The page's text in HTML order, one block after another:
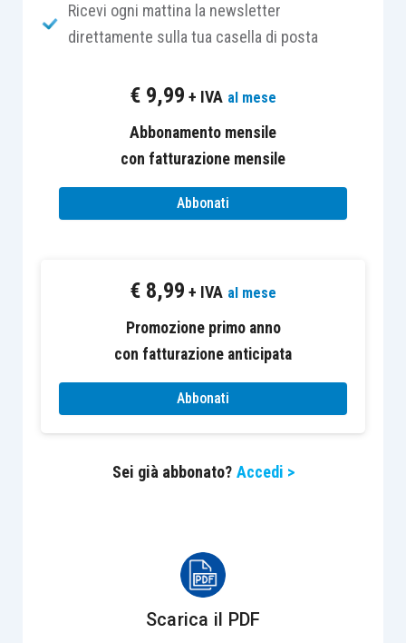
flash-crash di inizio
riportato perfomance
pressoché negative,
combinazione di fattori
rimodulazione delle
aspettative sulla politica
monetaria statunitense,
riflessasi sia nel
rafforzamento del dollaro sia
nell’aumento del rendimento
dei titoli governativi,
nonché
movimento di rialzo dei
rendimenti governativi,
accrescendo le aspettative
Ricevi ogni mattina la newsletter
direttamente sulla tua casella di posta
€ 9,99 + IVA al mese
Abbonamento mensile
con fatturazione mensile
Abbonati
€ 8,99 + IVA al mese
Promozione primo anno
con fatturazione anticipata
Abbonati
Sei già abbonato? Accedi >
Scarica il PDF